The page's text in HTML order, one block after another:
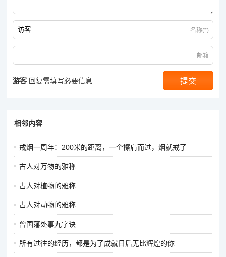
名称(*)
邮箱
游客 回复需填写必要信息
相邻内容
戒烟一周年：200米的距离，一个擦肩而过，烟就戒了
古人对万物的雅称
古人对植物的雅称
古人对动物的雅称
曾国藩处事九字诀
所有过往的经历，都是为了成就日后无比辉煌的你